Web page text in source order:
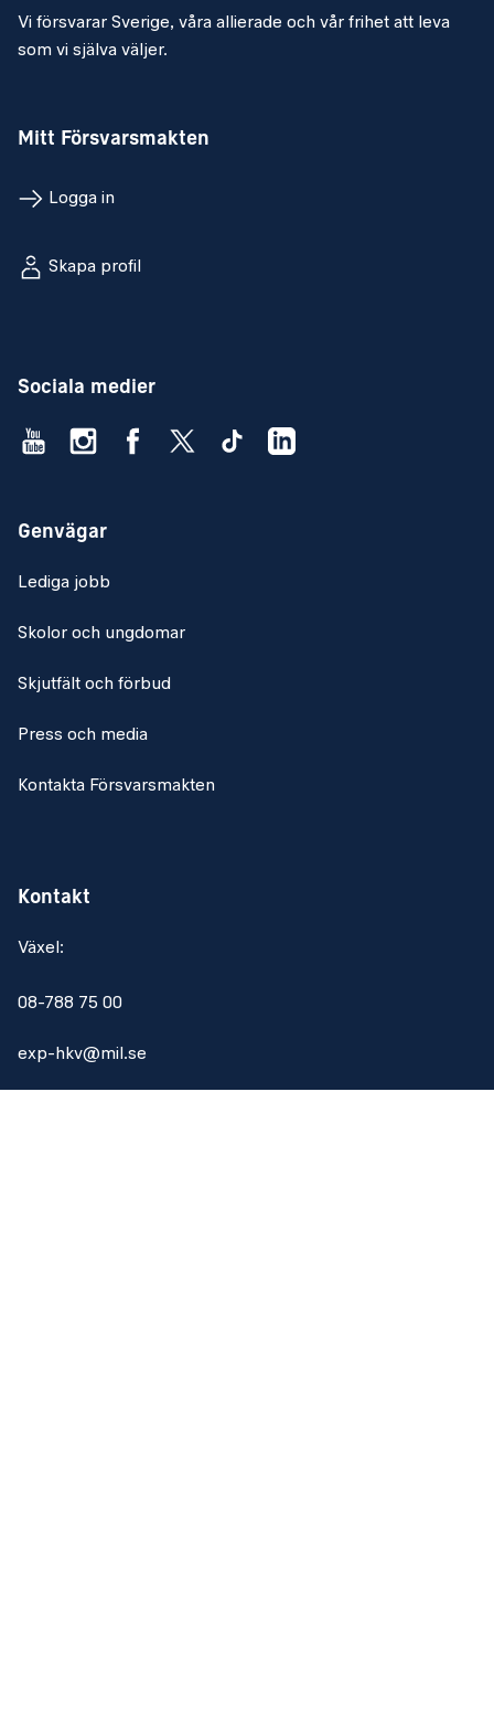
Vi försvarar Sverige, våra allierade och vår frihet att leva
som vi själva väljer.
Mitt Försvarsmakten
Logga in
Skapa profil
Sociala medier
Genvägar
Lediga jobb
Skolor och ungdomar
Skjutfält och förbud
Press och media
Kontakta Försvarsmakten
Kontakt
Växel:
08-788 75 00
exp-hkv@mil.se